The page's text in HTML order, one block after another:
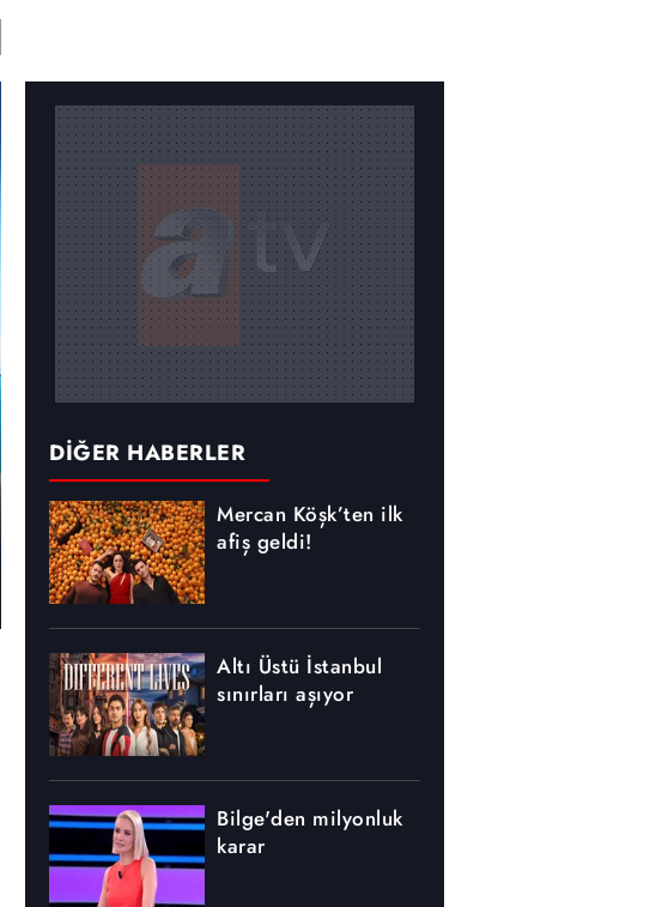
DİĞER HABERLER
Mercan Köşk’ten ilk
afiş geldi!
Altı Üstü İstanbul
sınırları aşıyor
Bilge'den milyonluk
karar